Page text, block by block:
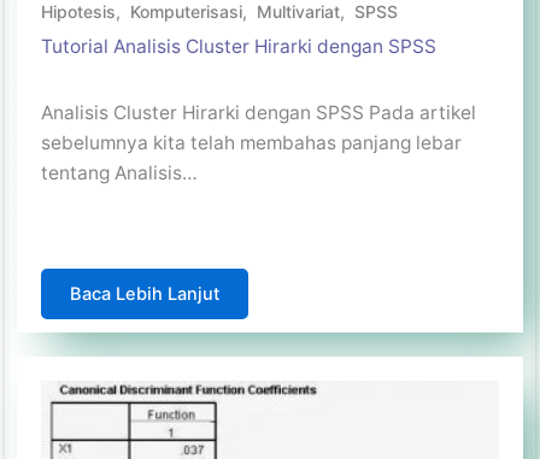
Hipotesis, Komputerisasi, Multivariat, SPSS
Tutorial Analisis Cluster Hirarki dengan SPSS
Analisis Cluster Hirarki dengan SPSS Pada artikel
sebelumnya kita telah membahas panjang lebar
tentang Analisis…
Baca Lebih Lanjut